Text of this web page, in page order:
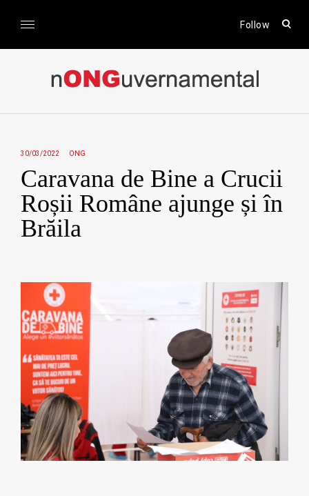
Follow
open
form
nONGuvernamental
30/03/2022 ONG
Caravana de Bine a Crucii
Roșii Române ajunge și în
Brăila